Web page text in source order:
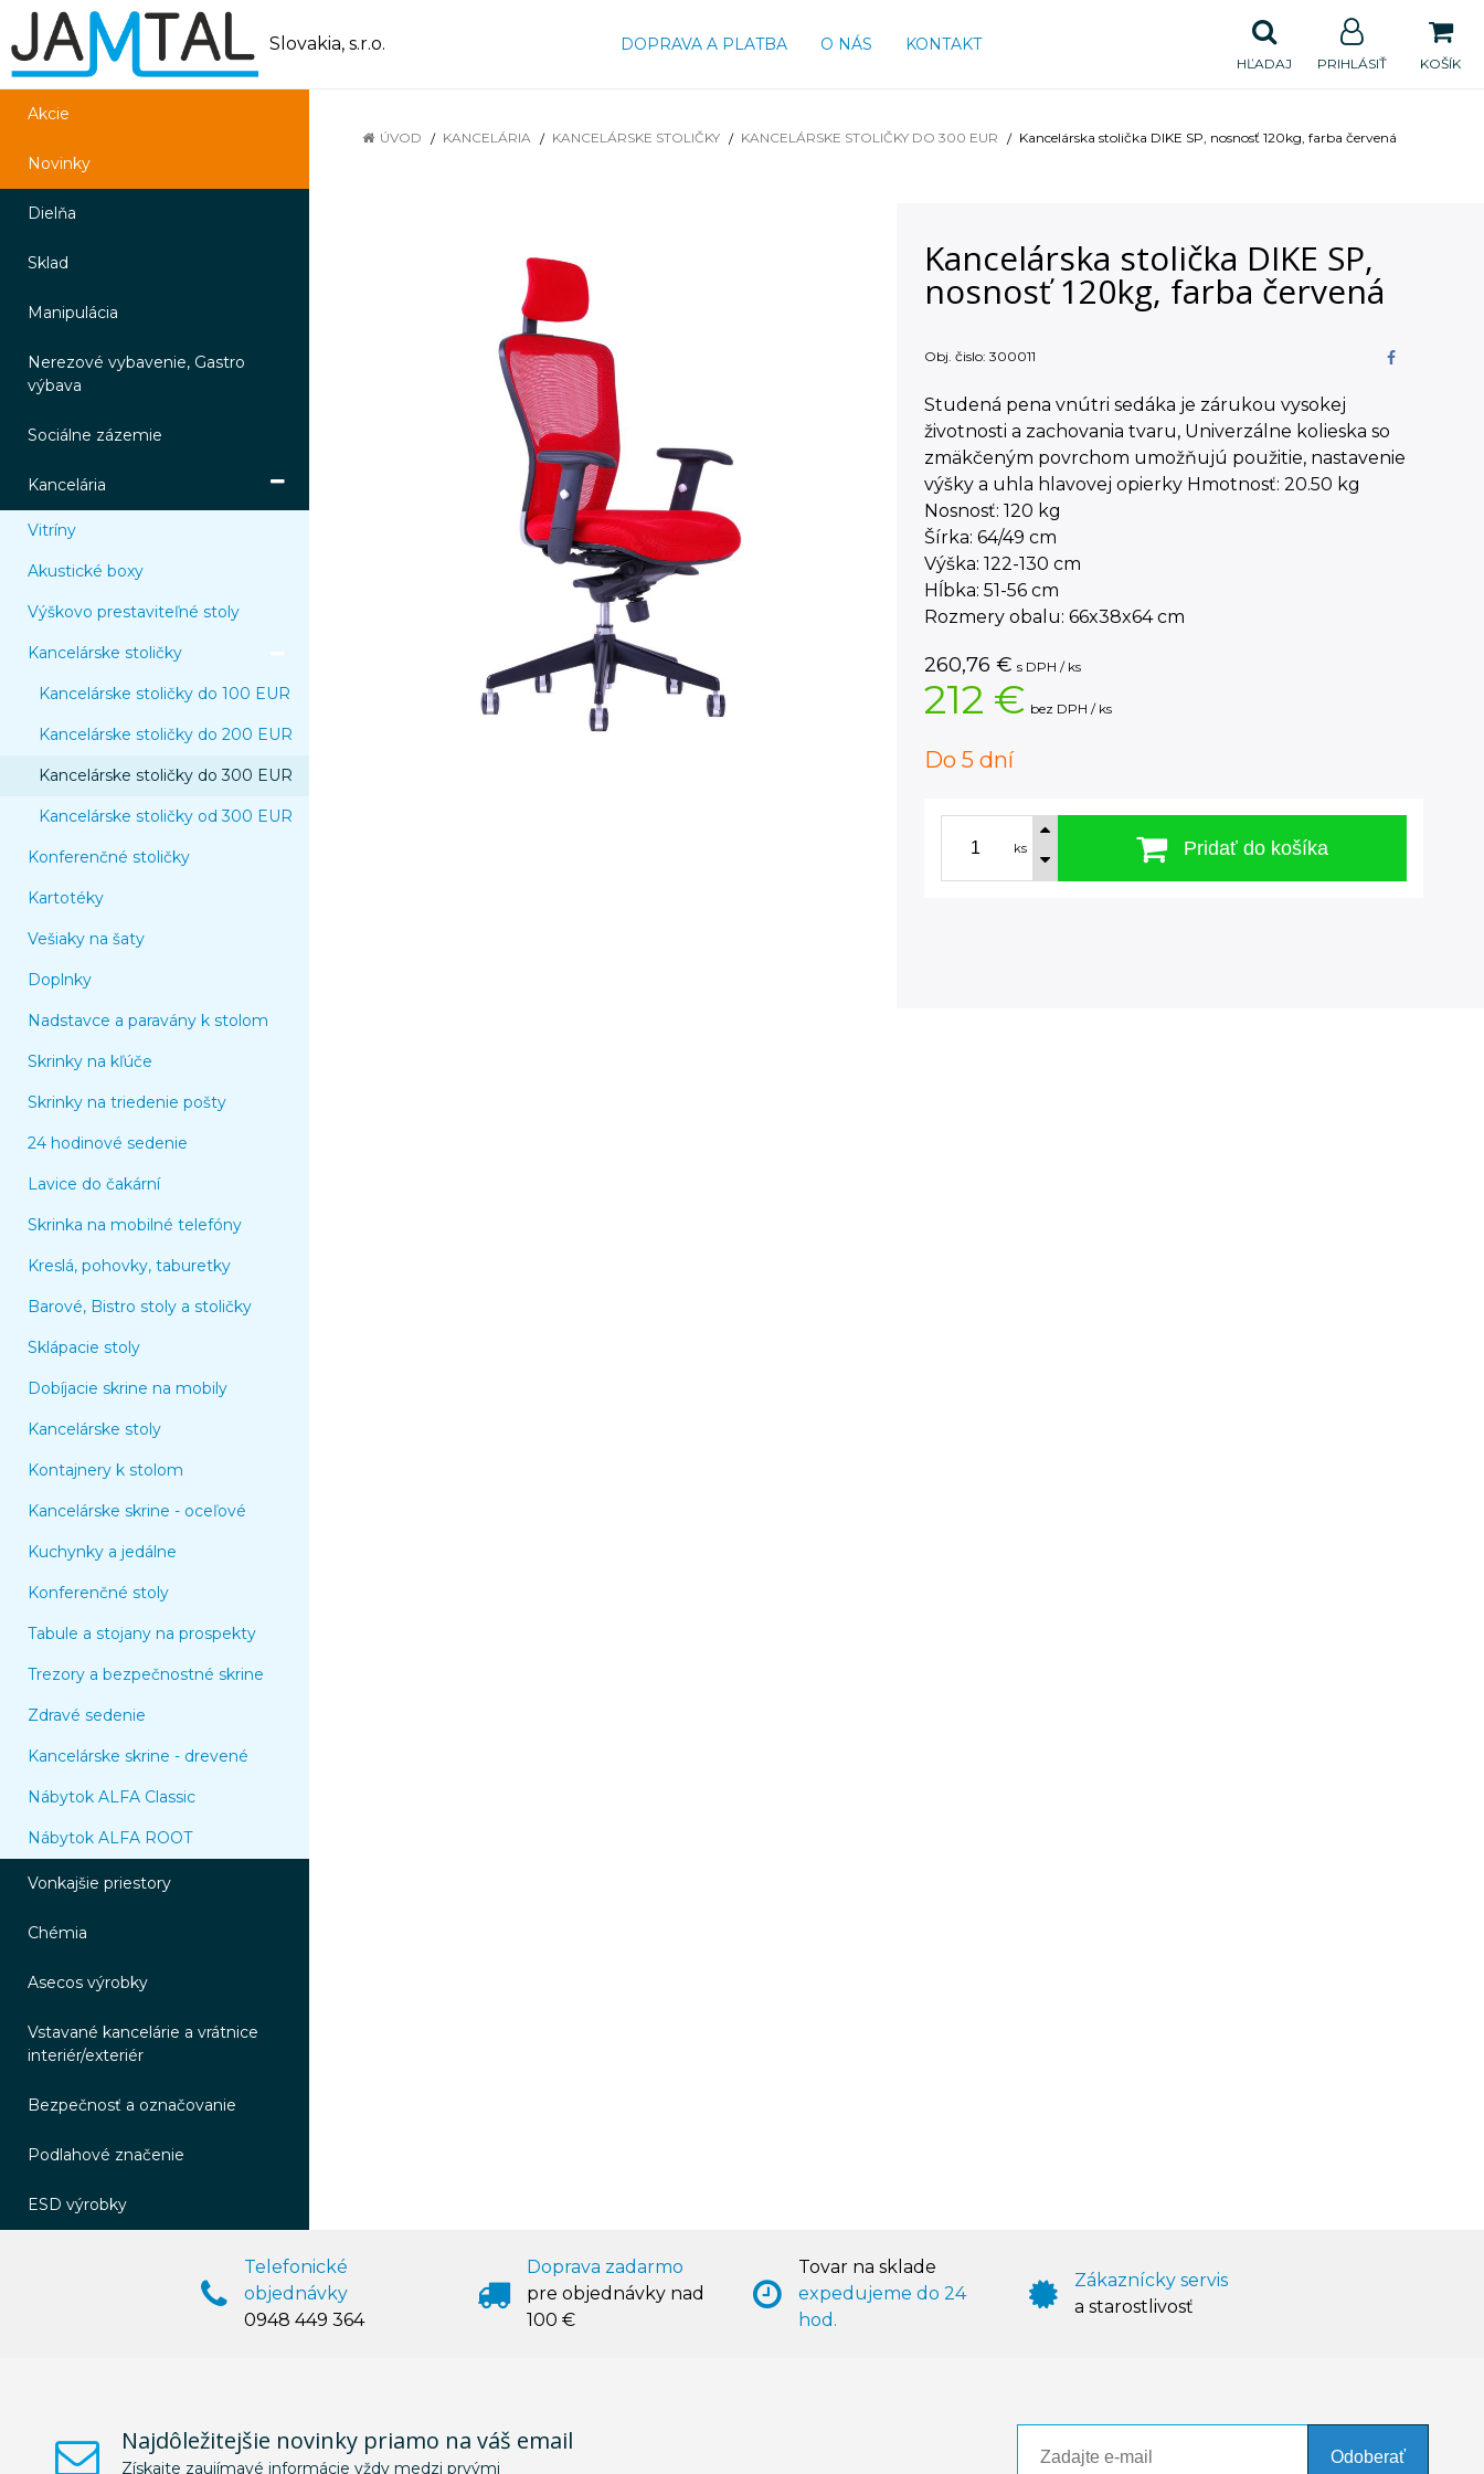
Slovakia, s.r.o. DOPRAVA A PLATBA O NÁS KONTAKT
KOŠÍK
PRIHLÁSIŤ
HĽADAJ
Akcie
Novinky
Dielňa
Sklad
Manipulácia
Nerezové vybavenie, Gastro
výbava
Sociálne zázemie
Kancelária
Vitríny
Akustické boxy
Výškovo prestaviteľné stoly
Kancelárske stoličky
Kancelárske stoličky do 100 EUR
Kancelárske stoličky do 200 EUR
Kancelárske stoličky do 300 EUR
Kancelárske stoličky od 300 EUR
Konferenčné stoličky
Kartotéky
Vešiaky na šaty
Doplnky
Nadstavce a paravány k stolom
Skrinky na kľúče
Skrinky na triedenie pošty
24 hodinové sedenie
Lavice do čakární
Skrinka na mobilné telefóny
Kreslá, pohovky, taburetky
Barové, Bistro stoly a stoličky
Sklápacie stoly
Dobíjacie skrine na mobily
Kancelárske stoly
Kontajnery k stolom
Kancelárske skrine - oceľové
Kuchynky a jedálne
Konferenčné stoly
Tabule a stojany na prospekty
Trezory a bezpečnostné skrine
Zdravé sedenie
Kancelárske skrine - drevené
Nábytok ALFA Classic
Nábytok ALFA ROOT
Vonkajšie priestory
Chémia
Asecos výrobky
Vstavané kancelárie a vrátnice
interiér/exteriér
Bezpečnosť a označovanie
Podlahové značenie
ESD výrobky
ÚVOD KANCELÁRIA KANCELÁRSKE STOLIČKY KANCELÁRSKE STOLIČKY DO 300 EUR Kancelárska stolička DIKE SP, nosnosť 120kg, farba červená
Kancelárska stolička DIKE SP,
nosnosť 120kg, farba červená
Obj. čislo: 300011
Studená pena vnútri sedáka je zárukou vysokej
životnosti a zachovania tvaru, Univerzálne kolieska so
zmäkčeným povrchom umožňujú použitie, nastavenie
výšky a uhla hlavovej opierky Hmotnosť: 20.50 kg
Nosnosť: 120 kg
Šírka: 64/49 cm
Výška: 122-130 cm
Hĺbka: 51-56 cm
Rozmery obalu: 66x38x64 cm
260,76 € s DPH / ks
212 € bez DPH / ks
Do 5 dní
ks Pridať do košíka
Telefonické
objednávky
0948 449 364
Doprava zadarmo
pre objednávky nad
100 €
Tovar na sklade
expedujeme do 24
hod.
Zákaznícky servis
a starostlivosť
Najdôležitejšie novinky priamo na váš email
Získajte zaujímavé informácie vždy medzi prvými
Odoberať